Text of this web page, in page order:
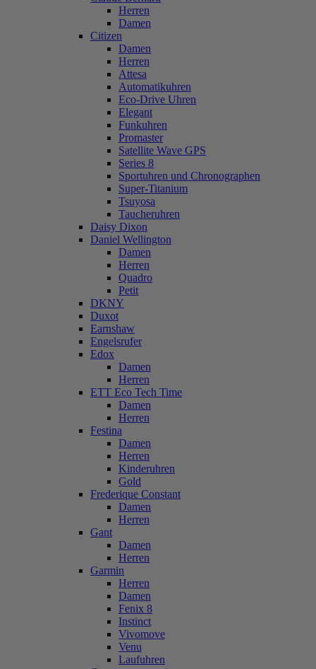
Herren
Damen
Citizen
Damen
Herren
Attesa
Automatikuhren
Eco-Drive Uhren
Elegant
Funkuhren
Promaster
Satellite Wave GPS
Series 8
Sportuhren und Chronographen
Super-Titanium
Tsuyosa
Taucheruhren
Daisy Dixon
Daniel Wellington
Damen
Herren
Quadro
Petit
DKNY
Duxot
Earnshaw
Engelsrufer
Edox
Damen
Herren
ETT Eco Tech Time
Damen
Herren
Festina
Damen
Herren
Kinderuhren
Gold
Frederique Constant
Damen
Herren
Gant
Damen
Herren
Garmin
Herren
Damen
Fenix 8
Instinct
Vivomove
Venu
Laufuhren